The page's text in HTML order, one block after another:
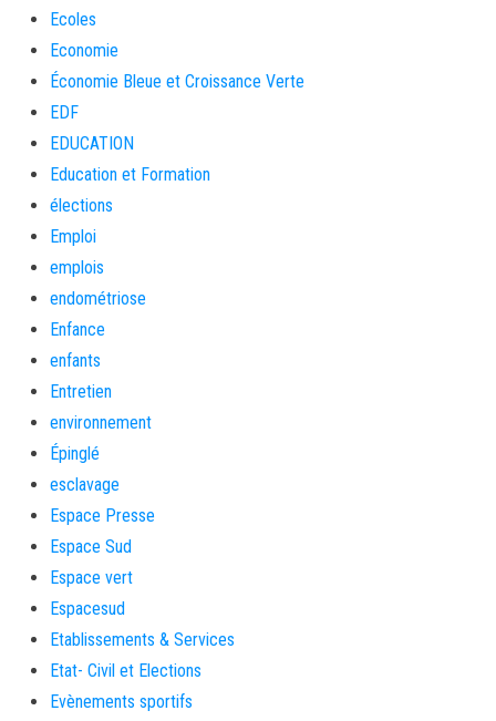
Ecoles
Economie
Économie Bleue et Croissance Verte
EDF
EDUCATION
Education et Formation
élections
Emploi
emplois
endométriose
Enfance
enfants
Entretien
environnement
Épinglé
esclavage
Espace Presse
Espace Sud
Espace vert
Espacesud
Etablissements & Services
Etat- Civil et Elections
Evènements sportifs